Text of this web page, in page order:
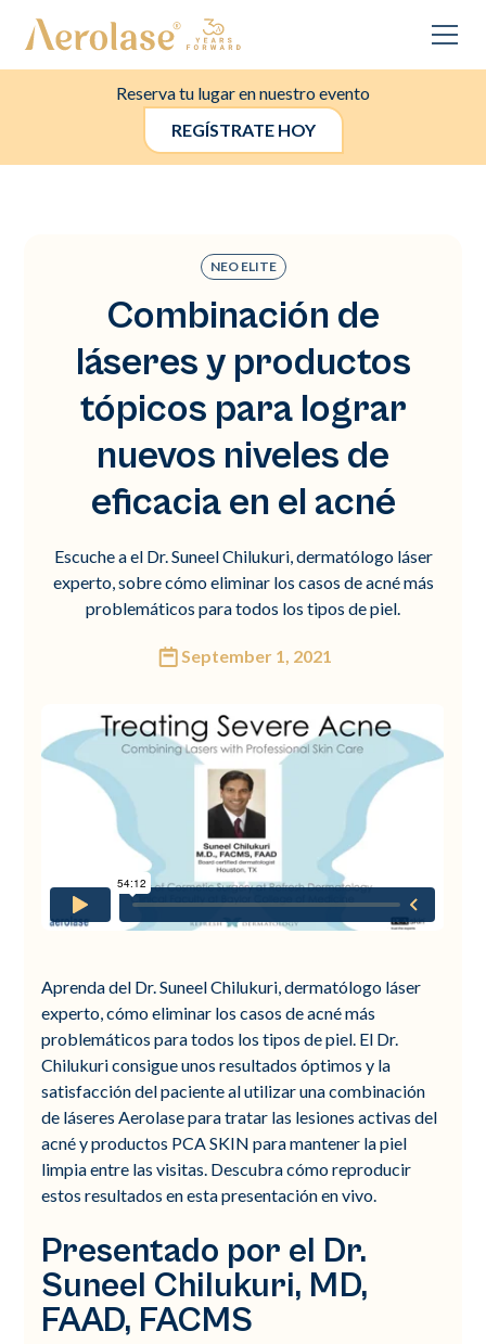
Reserva tu lugar en nuestro evento
REGÍSTRATE HOY
NEO ELITE
Combinación de
láseres y productos
tópicos para lograr
nuevos niveles de
eficacia en el acné
Escuche a el Dr. Suneel Chilukuri, dermatólogo láser
experto, sobre cómo eliminar los casos de acné más
problemáticos para todos los tipos de piel.
September 1, 2021
Aprenda del Dr. Suneel Chilukuri, dermatólogo láser
experto, cómo eliminar los casos de acné más
problemáticos para todos los tipos de piel. El Dr.
Chilukuri consigue unos resultados óptimos y la
satisfacción del paciente al utilizar una combinación
de láseres Aerolase para tratar las lesiones activas del
acné y productos PCA SKIN para mantener la piel
limpia entre las visitas. Descubra cómo reproducir
estos resultados en esta presentación en vivo.
Presentado por el Dr.
Suneel Chilukuri, MD,
FAAD, FACMS